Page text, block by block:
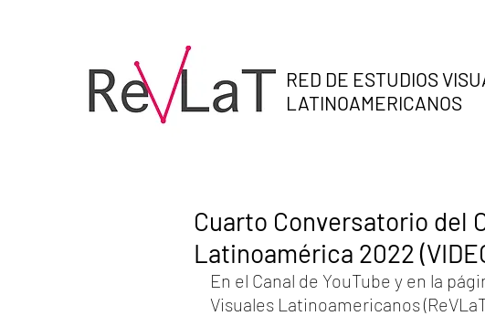
RED DE ESTUDIOS
LATINOAMERICANOS
Cuarto Conversatorio del
Latinoamérica 2022
En el Canal de YouTube y en la
Visuales Latinoamericanos